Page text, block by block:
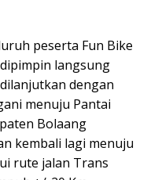
peserta Fun Bike
langsung
dengan
menuju Pantai
Bolaang
kembali lagi menuju
rute jalan Trans